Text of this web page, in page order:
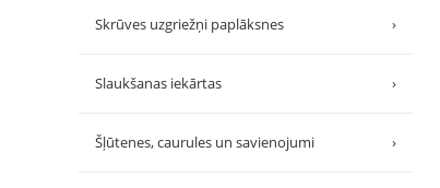
Skrūves uzgriežņi paplāksnes ›
Slaukšanas iekārtas ›
Šļūtenes, caurules un savienojumi ›